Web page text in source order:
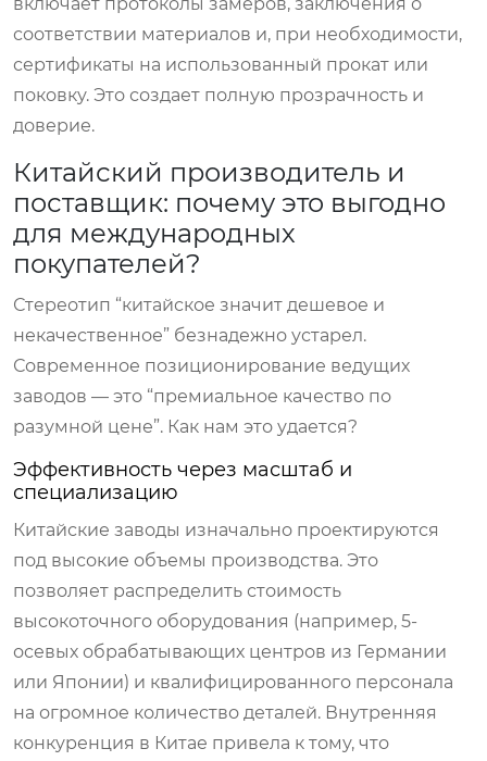
соответствии материалов и, при необходимости,
сертификаты на использованный прокат или
поковку. Это создает полную прозрачность и
доверие.
Китайский производитель и
поставщик: почему это выгодно
для международных
покупателей?
Стереотип “китайское значит дешевое и
некачественное” безнадежно устарел.
Современное позиционирование ведущих
заводов — это “премиальное качество по
разумной цене”. Как нам это удается?
Эффективность через масштаб и
специализацию
Китайские заводы изначально проектируются
под высокие объемы производства. Это
позволяет распределить стоимость
высокоточного оборудования (например, 5-
осевых обрабатывающих центров из Германии
или Японии) и квалифицированного персонала
на огромное количество деталей. Внутренняя
конкуренция в Китае привела к тому, что